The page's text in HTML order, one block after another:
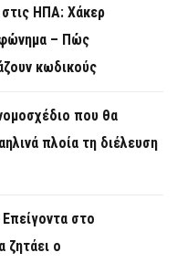
στις ΗΠΑ: Χάκερ
– Πώς
κωδικούς
που θα
πλοία τη διέλευση
στο
ζητάει ο